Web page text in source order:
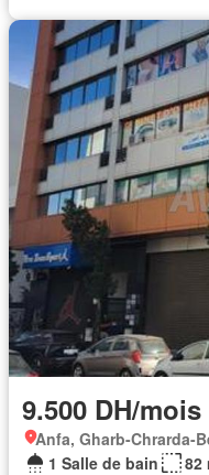
9.500 DH/mois
Anfa, Gharb-Chrarda-
1 Salle de bain
82